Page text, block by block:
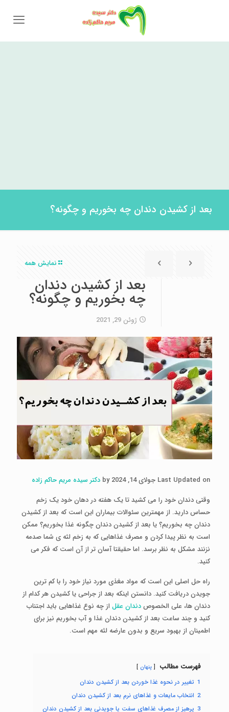
بعد از کشیدن دندان چه بخوریم و چگونه؟
نمایش همه
بعد از کشیدن دندان
چه بخوریم و چگونه؟
ژوئن 29, 2021
Last Updated on جولای 14, 2024 by
دکتر سیده مریم حاکم زاده
وقتی دندان خود را می کشید تا یک هفته در دهان خود یک زخم
حساس دارید. از مهمترین سئوالات بیماران این است که بعد از کشیدن
دندان چه بخوریم؟ یا بعد از کشیدن دندان چگونه غذا بخوریم؟ ممکن
است به نظر پیدا کردن و مصرف غذاهایی که به زخم لثه ی شما صدمه
نزنند مشکل به نظر برسد. اما حقیقتا آسان تر از آن است که فکر می
کنید.
راه حل اصلی این است که مواد مغذی مورد نیاز خود را با کم ترین
جویدن دریافت کنید. دانستن اینکه بعد از جراحی یا کشیدن هر کدام از
دندان ها، علی الخصوصدندان عقلاز چه نوع غذاهایی باید اجتناب
کنید و چند ساعت بعد از کشیدن دندان غذا و آب بخوریم نیز برای
اطمینان از بهبود سریع و بدون عارضه لثه مهم است.
فهرست مطالب پنهان
1 تغییر در نحوه غذا خوردن بعد از کشیدن دندان
2 انتخاب مایعات و غذاهای نرم بعد از کشیدن دندان
3 پرهیز از مصرف غذاهای سفت یا جویدنی بعد از کشیدن دندان